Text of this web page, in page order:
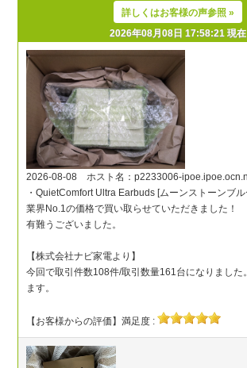
詳しくはお客様の声参照 »
2026年08月08日 17:58:21 現在